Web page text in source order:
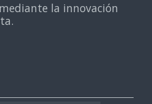
la innovación